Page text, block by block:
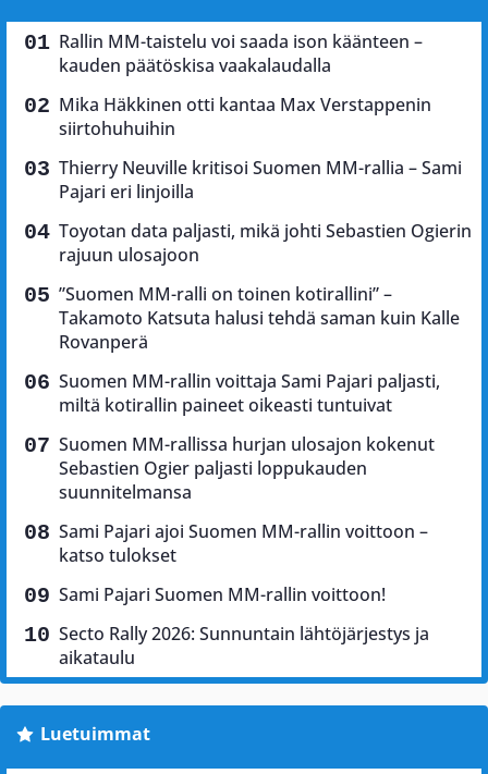
Rallin MM-taistelu voi saada ison käänteen –
kauden päätöskisa vaakalaudalla
Mika Häkkinen otti kantaa Max Verstappenin
siirtohuhuihin
Thierry Neuville kritisoi Suomen MM-rallia – Sami
Pajari eri linjoilla
Toyotan data paljasti, mikä johti Sebastien Ogierin
rajuun ulosajoon
”Suomen MM-ralli on toinen kotirallini” –
Takamoto Katsuta halusi tehdä saman kuin Kalle
Rovanperä
Suomen MM-rallin voittaja Sami Pajari paljasti,
miltä kotirallin paineet oikeasti tuntuivat
Suomen MM-rallissa hurjan ulosajon kokenut
Sebastien Ogier paljasti loppukauden
suunnitelmansa
Sami Pajari ajoi Suomen MM-rallin voittoon –
katso tulokset
Sami Pajari Suomen MM-rallin voittoon!
Secto Rally 2026: Sunnuntain lähtöjärjestys ja
aikataulu
Luetuimmat